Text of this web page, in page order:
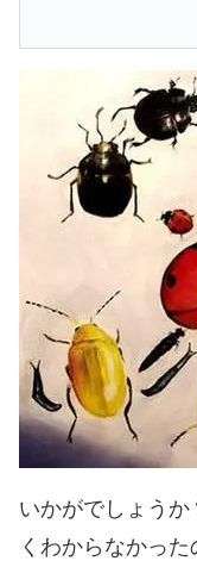
いかがでしょう
くわからなかっ